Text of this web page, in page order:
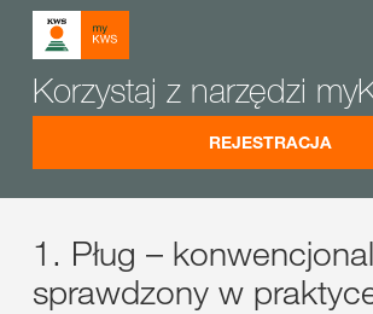
Korzystaj z narzędzi
REJESTRACJA
1. Pług –
sprawdzony w